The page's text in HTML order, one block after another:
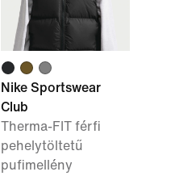
Nike Sportswear
Club
Therma-FIT férfi
pehelytöltetű
pufimellény